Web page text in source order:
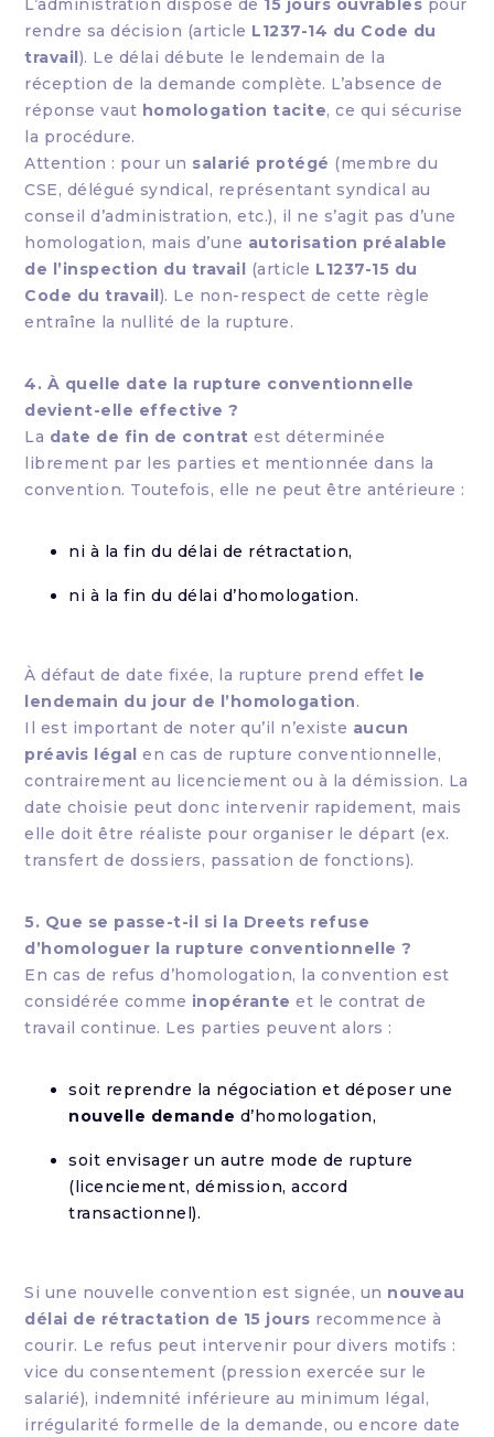
L’administration dispose de 15 jours ouvrables pour
rendre sa décision (article L1237-14 du Code du
travail). Le délai débute le lendemain de la
réception de la demande complète. L’absence de
réponse vaut homologation tacite, ce qui sécurise
la procédure.
Attention : pour un salarié protégé (membre du
CSE, délégué syndical, représentant syndical au
conseil d’administration, etc.), il ne s’agit pas d’une
homologation, mais d’une autorisation préalable
de l’inspection du travail (article L1237-15 du
Code du travail). Le non-respect de cette règle
entraîne la nullité de la rupture.
4. À quelle date la rupture conventionnelle
devient-elle effective ?
La date de fin de contrat est déterminée
librement par les parties et mentionnée dans la
convention. Toutefois, elle ne peut être antérieure :
ni à la fin du délai de rétractation,
ni à la fin du délai d’homologation.
À défaut de date fixée, la rupture prend effet le
lendemain du jour de l’homologation.
Il est important de noter qu’il n’existe aucun
préavis légal en cas de rupture conventionnelle,
contrairement au licenciement ou à la démission. La
date choisie peut donc intervenir rapidement, mais
elle doit être réaliste pour organiser le départ (ex.
transfert de dossiers, passation de fonctions).
5. Que se passe-t-il si la Dreets refuse
d’homologuer la rupture conventionnelle ?
En cas de refus d’homologation, la convention est
considérée comme inopérante et le contrat de
travail continue. Les parties peuvent alors :
soit reprendre la négociation et déposer une
nouvelle demande d’homologation,
soit envisager un autre mode de rupture
(licenciement, démission, accord
transactionnel).
Si une nouvelle convention est signée, un nouveau
délai de rétractation de 15 jours recommence à
courir. Le refus peut intervenir pour divers motifs :
vice du consentement (pression exercée sur le
salarié), indemnité inférieure au minimum légal,
irrégularité formelle de la demande, ou encore date